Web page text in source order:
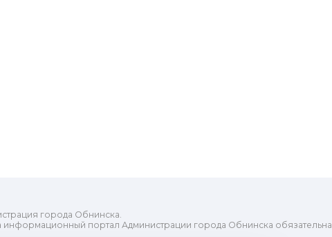
города Обнинска.
портал Администрации города Обнинска обязательна.